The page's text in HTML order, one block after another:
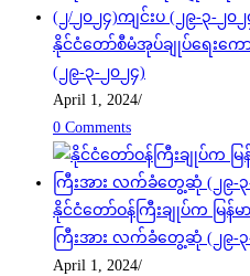
နိုင်ငံတော်စီမံအုပ်ချုပ်ရေးကေ
(၂၉-၃-၂၀၂၄)
April 1, 2024/
0 Comments
နိုင်ငံတော်ဝန်ကြီးချုပ်က မြ
ကြီးအား လက်ခံတွေ့ဆုံ (၂၉-၃
April 1, 2024/